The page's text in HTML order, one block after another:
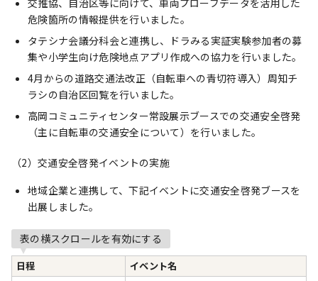
交推協、自治区等に向けて、車両プローブデータを活用した
危険箇所の情報提供を行いました。
タテシナ会議分科会と連携し、ドラみる実証実験参加者の募
集や小学生向け危険地点アプリ作成への協力を行いました。
4月からの道路交通法改正（自転車への青切符導入）周知チ
ラシの自治区回覧を行いました。
高岡コミュニティセンター常設展示ブースでの交通安全啓発
（主に自転車の交通安全について）を行いました。
（2）交通安全啓発イベントの実施
地域企業と連携して、下記イベントに交通安全啓発ブースを
出展しました。
表の横スクロールを有効にする
日程
イベント名